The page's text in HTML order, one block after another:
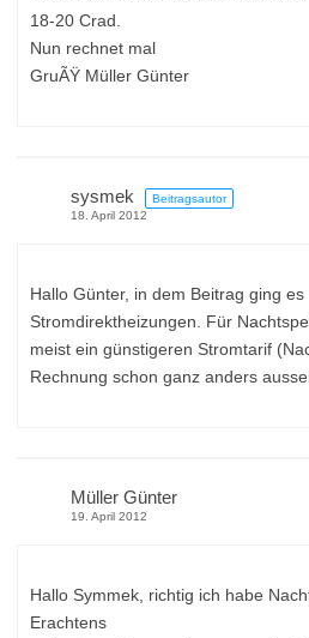
18-20 Crad.
Nun rechnet mal
GruÃŸ Müller Günter
sysmek
Beitragsautor
18. April 2012
Hallo Günter, in dem Beitrag ging es
Stromdirektheizungen. Für
meist ein günstigeren Stromtarif
Rechnung schon ganz anders
Müller Günter
19. April 2012
Hallo Symmek, richtig ich habe
Erachtens